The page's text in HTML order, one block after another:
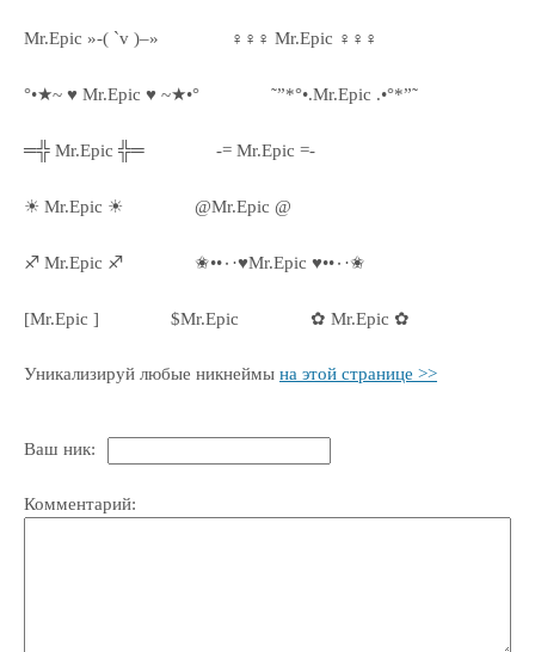
Mr.Epic »-( `v )–» ♀♀♀ Mr.Epic ♀♀♀
°•★~ ♥ Mr.Epic ♥ ~★•° ˜”*°•.Mr.Epic .•°*”˜
═╬ Mr.Epic ╬═ -= Mr.Epic =-
☀ Mr.Epic ☀ @Mr.Epic @
♐ Mr.Epic ♐ ✬••٠·♥Mr.Epic ♥••٠·✬
[Mr.Epic ] $Mr.Epic ✿ Mr.Epic ✿
Уникализируй любые никнеймы на этой странице >>
Ваш ник:
Комментарий: